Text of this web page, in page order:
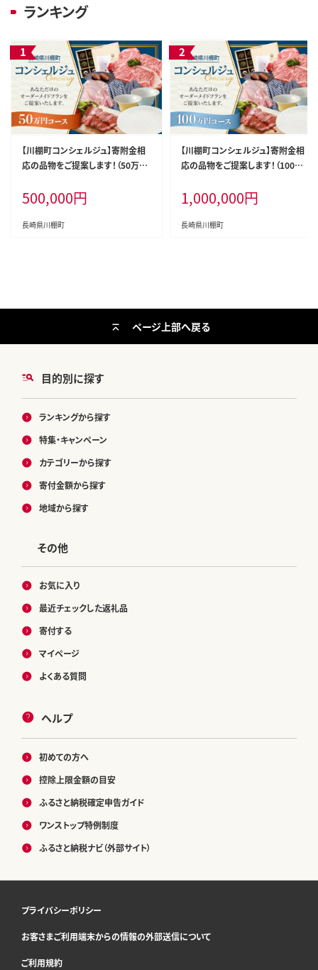
ランキング
【川棚町コンシェルジュ】寄附金相
応の品物をご提案します！（50万コ
500,000円
長崎県川棚町
【川棚町コンシェルジュ】寄附金相
応の品物をご提案します！（100万
1,000,000円
長崎県川棚町
目的別に探す
ランキングから探す
特集・キャンペーン
カテゴリーから探す
寄付金額から探す
地域から探す
その他
お気に入り
最近チェックした返礼品
寄付する
マイページ
よくある質問
ヘルプ
初めての方へ
控除上限金額の目安
ふるさと納税確定申告ガイド
ワンストップ特例制度
ふるさと納税ナビ（外部サイト）
ページ上部へ戻る
プライバシーポリシー
お客さまご利用端末からの情報の外部送信について
ご利用規約